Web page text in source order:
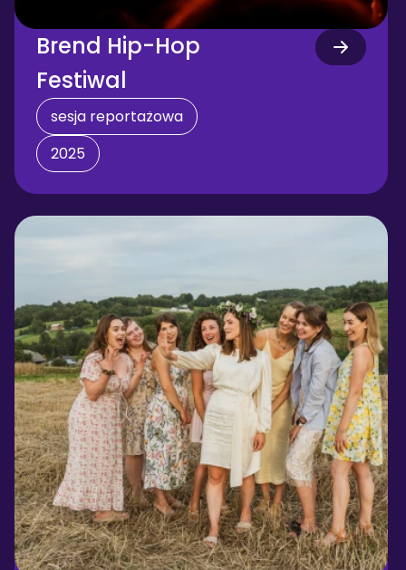
Brend Hip-Hop
Festiwal
sesja reportażowa
2025